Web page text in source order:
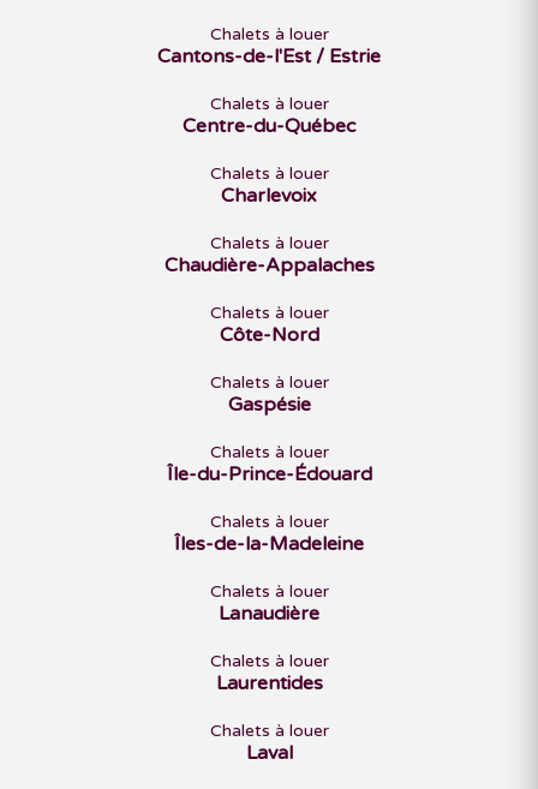
Chalets à louer
Cantons-de-l'Est / Estrie
Chalets à louer
Centre-du-Québec
Chalets à louer
Charlevoix
Chalets à louer
Chaudière-Appalaches
Chalets à louer
Côte-Nord
Chalets à louer
Gaspésie
Chalets à louer
Île-du-Prince-Édouard
Chalets à louer
Îles-de-la-Madeleine
Chalets à louer
Lanaudière
Chalets à louer
Laurentides
Chalets à louer
Laval